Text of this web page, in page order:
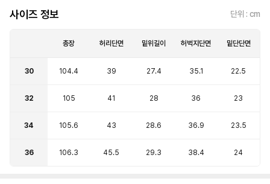
사이즈 정보 단위 : cm
총장 허리단면 밑위길이 허벅지단면 밑단단면
30 104.4 39 27.4 35.1 22.5
32 105 41 28 36 23
34 105.6 43 28.6 36.9 23.5
36 106.3 45.5 29.3 38.4 24